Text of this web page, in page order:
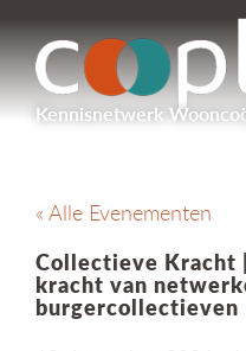
Kennisnetwerk
« Alle Evenementen
Collectieve Kracht
kracht van
burgercollectieven